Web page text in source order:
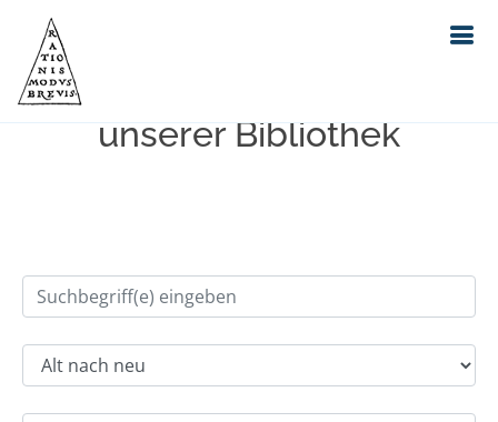
Einfache Suche im Bestand
unserer Bibliothek